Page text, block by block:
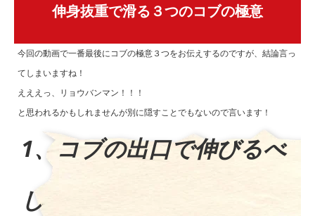
伸身抜重で滑る３つのコブの極意
今回の動画で一番最後にコブの極意３つをお伝えするのですが、結論言っ
てしまいますね！
えええっ、リョウバンマン！！！
と思われるかもしれませんが別に隠すことでもないので言います！
1、コブの出口で伸びるべ
し